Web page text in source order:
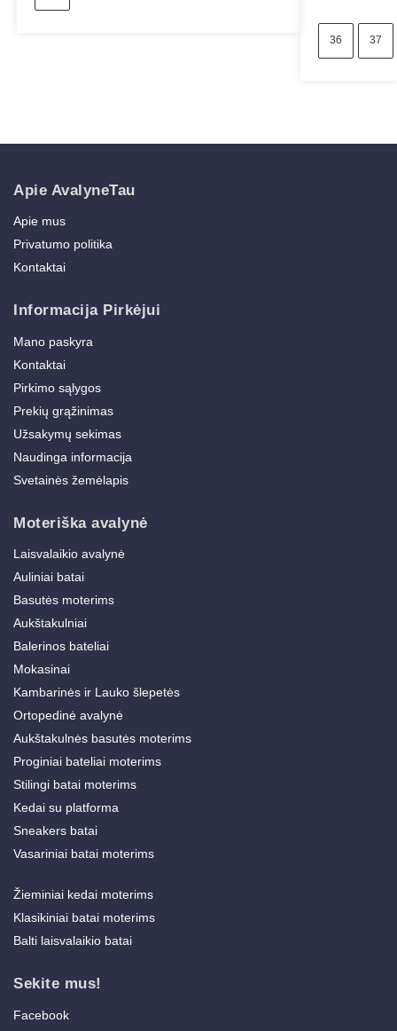
36 37
Apie AvalyneTau
Apie mus
Privatumo politika
Kontaktai
Informacija Pirkėjui
Mano paskyra
Kontaktai
Pirkimo sąlygos
Prekių grąžinimas
Užsakymų sekimas
Naudinga informacija
Svetainės žemėlapis
Moteriška avalynė
Laisvalaikio avalynė
Auliniai batai
Basutės moterims
Aukštakulniai
Balerinos bateliai
Mokasinai
Kambarinės ir Lauko šlepetės
Ortopedinė avalynė
Aukštakulnės basutės moterims
Proginiai bateliai moterims
Stilingi batai moterims
Kedai su platforma
Sneakers batai
Vasariniai batai moterims
Žieminiai kedai moterims
Klasikiniai batai moterims
Balti laisvalaikio batai
Sekite mus!
Facebook